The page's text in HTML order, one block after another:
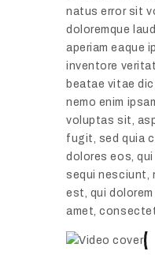
natus error sit
doloremque
aperiam eaque
inventore
beatae vitae
nemo enim
voluptas sit,
fugit, sed quia
dolores eos,
sequi nesciunt,
est, qui dolorem
amet,